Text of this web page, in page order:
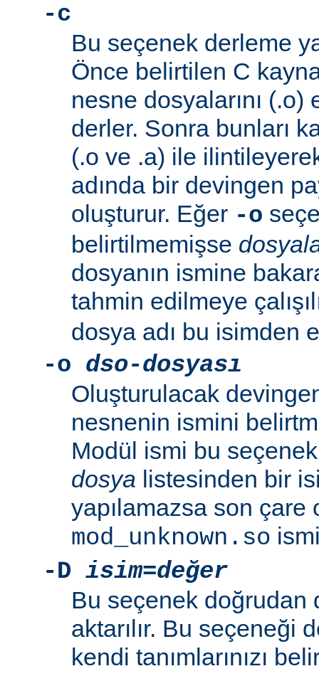
-c
Bu seçenek derleme
Önce belirtilen C
nesne dosyalarını
derler. Sonra bunları
(.o ve .a) ile
adında bir devingen
oluşturur. Eğer -o
belirtilmemişse
dosyanın ismine
tahmin edilmeye
dosya adı bu isimden
-o dso-dosyası
Oluşturulacak
nesnenin ismini
Modül ismi bu
dosya listesinden bir
yapılamazsa son çare
mod_unknown.so
-D isim=değer
Bu seçenek doğrudan
aktarılır. Bu seçeneği
kendi tanımlarınızı